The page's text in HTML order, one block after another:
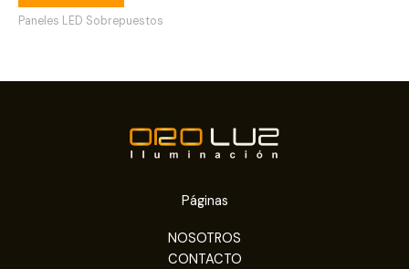
Paneles LED Sobrepuestos
Páginas
NOSOTROS
CONTACTO